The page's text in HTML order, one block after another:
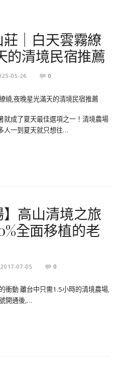
｜白天雲霧繚
的清境民宿推薦
05-26 0
就成了夏天最佳選項之一！清境農場
人一到夏天就只想往…
】高山清境之旅
全面移植的老
2017-07-05 0
衝動 離台中只需1.5小時的清境農場,
開通後,…